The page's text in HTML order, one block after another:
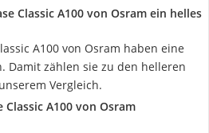
Classic A100 von Osram ein helles
A100 von Osram haben eine
Damit zählen sie zu den helleren
Vergleich.
Classic A100 von Osram